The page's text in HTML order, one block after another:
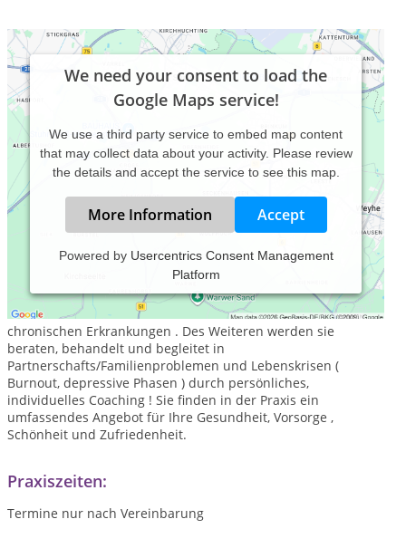
We need your consent to load the
Google Maps service!
We use a third party service to embed map content
that may collect data about your activity. Please review
the details and accept the service to see this map.
More Information Accept
Powered by Usercentrics Consent Management
Platform
Die Naturheilpraxis von Heilpraktikerin Sabine List besteht in
Aachen seit 1997. Es werden Kinder, Jugendliche und
Erwachsene behandelt sowohl bei akuten als auch bei
chronischen Erkrankungen . Des Weiteren werden sie
beraten, behandelt und begleitet in
Partnerschafts/Familienproblemen und Lebenskrisen (
Burnout, depressive Phasen ) durch persönliches,
individuelles Coaching ! Sie finden in der Praxis ein
umfassendes Angebot für Ihre Gesundheit, Vorsorge ,
Schönheit und Zufriedenheit.
Praxiszeiten:
Termine nur nach Vereinbarung